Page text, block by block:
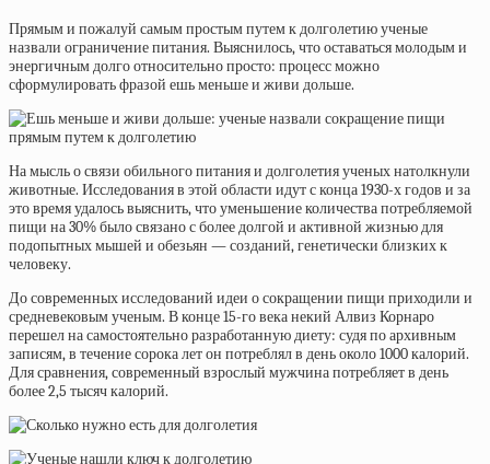
Прямым и пожалуй самым простым путем к долголетию ученые
назвали ограничение питания. Выяснилось, что оставаться молодым и
энергичным долго относительно просто: процесс можно
сформулировать фразой ешь меньше и живи дольше.
На мысль о связи обильного питания и долголетия ученых натолкнули
животные. Исследования в этой области идут с конца 1930-х годов и за
это время удалось выяснить, что уменьшение количества потребляемой
пищи на 30% было связано с более долгой и активной жизнью для
подопытных мышей и обезьян — созданий, генетически близких к
человеку.
До современных исследований идеи о сокращении пищи приходили и
средневековым ученым. В конце 15-го века некий Алвиз Корнаро
перешел на самостоятельно разработанную диету: судя по архивным
записям, в течение сорока лет он потреблял в день около 1000 калорий.
Для сравнения, современный взрослый мужчина потребляет в день
более 2,5 тысяч калорий.